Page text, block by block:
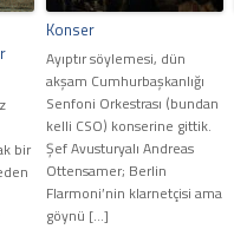
bir
Konser
Ayıptır söylemesi, dün
akşam Cumhurbaşkanlığı
Senfoni Orkestrası (bundan
kelli CSO) konserine gittik.
Şef Avusturyalı Andreas
Ottensamer; Berlin
Flarmoni’nin klarnetçisi ama
göynü […]